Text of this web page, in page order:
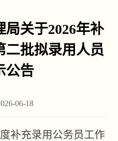
关于2026年补
二批拟录用人员
公告
06-18
补充录用公务员工作